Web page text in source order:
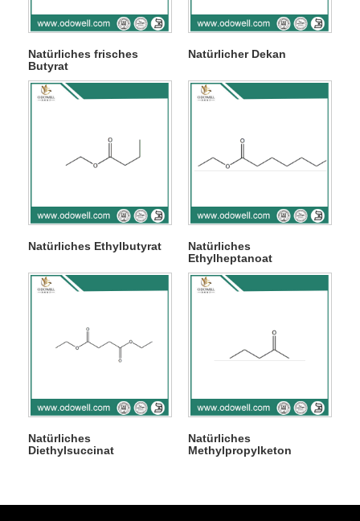
Natürliches frisches
Butyrat
Natürlicher Dekan
Natürliches Ethylbutyrat
Natürliches
Ethylheptanoat
Natürliches
Diethylsuccinat
Natürliches
Methylpropylketon